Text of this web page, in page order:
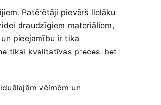
Patērētāji pievērš lielāku
draudzīgiem⁢ materiāliem,
pieejamību ir tikai
tikai kvalitatīvas preces, bet
vēlmēm ⁤un⁣